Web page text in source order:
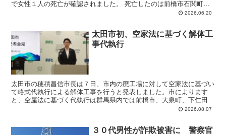
で女性１人の死亡が確認されました。 死亡したのは前橋市石関町の
無職女性（８２歳）で、もう一人は女性の長女（５５歳）で...2026.06.20
太田市初、空家法に基づく解体工
事代執行
太田市の穂積昌信市長は７日、市内の廃工場に対して空家法に基づい
て略式代執行による解体工事を行うと発表しました。市によります
と、空屋法に基づく代執行は群馬県内では前橋市、大泉町、下仁田町
であわせて４件行われていますが、太田市では初めてです。 ...2026.08.07
３０代男性が詐欺被害に 警察官